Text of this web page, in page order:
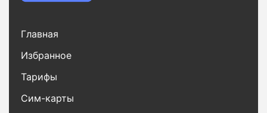
Главная
Избранное
Тарифы
Сим-карты